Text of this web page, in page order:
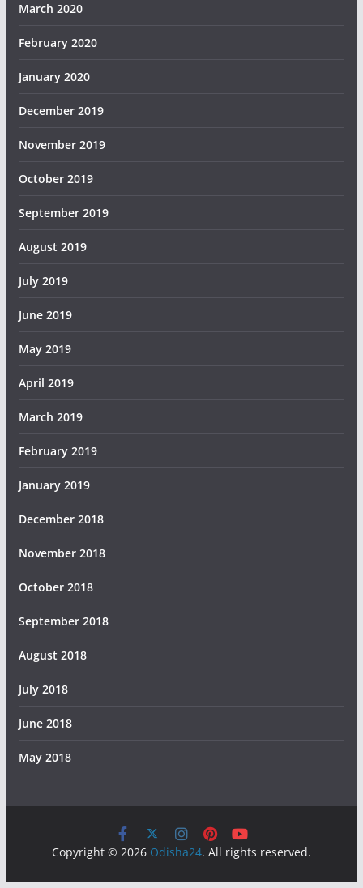
March 2020
February 2020
January 2020
December 2019
November 2019
October 2019
September 2019
August 2019
July 2019
June 2019
May 2019
April 2019
March 2019
February 2019
January 2019
December 2018
November 2018
October 2018
September 2018
August 2018
July 2018
June 2018
May 2018
Copyright © 2026 Odisha24. All rights reserved.